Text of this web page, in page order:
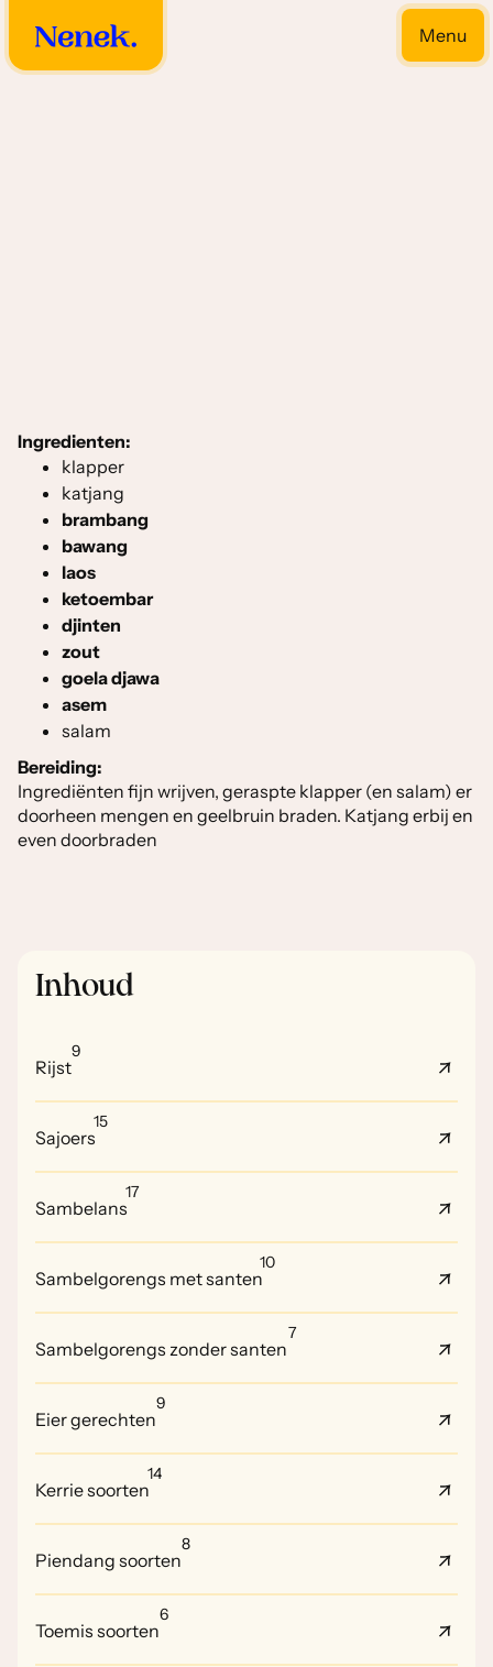
Menu
Ingredienten:
klapper
katjang
brambang
bawang
laos
ketoembar
djinten
zout
goela djawa
asem
salam
Bereiding:
Ingrediënten fijn wrijven, geraspte klapper (en salam) er
doorheen mengen en geelbruin braden. Katjang erbij en
even doorbraden
Inhoud
Rijst
9
Sajoers
15
Sambelans
17
Sambelgorengs met santen
10
Sambelgorengs zonder santen
7
Eier gerechten
9
Kerrie soorten
14
Piendang soorten
8
Toemis soorten
6